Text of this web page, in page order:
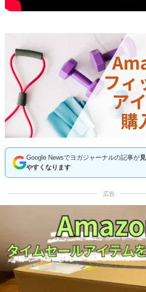
Google Newsでヨガジャーナルの記事が
やすくなります
広告